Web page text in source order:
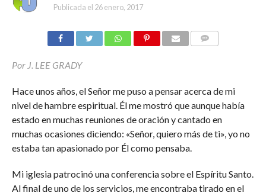
Publicada el 26 enero, 2017
Por J. LEE GRADY
Hace unos años, el Señor me puso a pensar acerca de mi
nivel de hambre espiritual. Él me mostró que aunque había
estado en muchas reuniones de oración y cantado en
muchas ocasiones diciendo: «Señor, quiero más de ti», yo no
estaba tan apasionado por Él como pensaba.
Mi iglesia patrocinó una conferencia sobre el Espíritu Santo.
Al final de uno de los servicios, me encontraba tirado en el